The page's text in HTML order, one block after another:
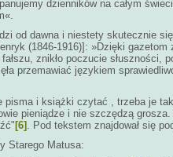
dzienników na całym
od dawna i niestety skutecznie
(1846-1916)]: »Dzięki gazetom
znikło poczucie słuszności,
przemawiać językiem
pisma i książki czytać , trzeba je
pieniądze i nie szczędzą
[6] . Pod tekstem znajdował się
Starego Matusa: